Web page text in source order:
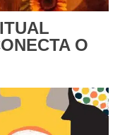
O